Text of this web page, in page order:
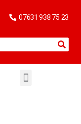
07631 938 75 23